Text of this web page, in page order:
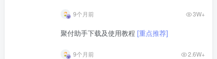
9个月前 3W+
聚付助手下载及使用教程 [重点推荐]
9个月前 2.6W+